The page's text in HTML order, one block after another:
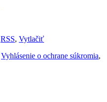
RSS, Vytlačiť
Vyhlásenie o ochrane súkromia,